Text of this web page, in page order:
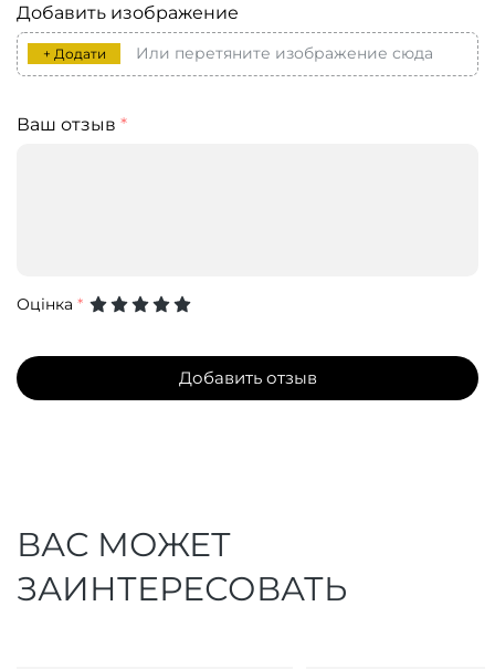
Добавить изображение
+ Додати Или перетяните изображение сюда
Ваш отзыв *
Оцінка *
Добавить отзыв
ВАС МОЖЕТ
ЗАИНТЕРЕСОВАТЬ